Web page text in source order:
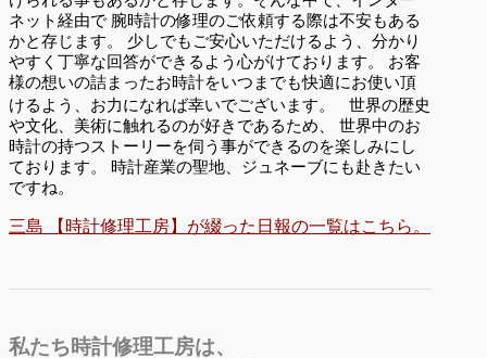
ネット経由で 腕時計の修理のご依頼する際は不安もある
かと存じます。 少しでもご安心いただけるよう、分かり
やすく丁寧な回答ができるよう心がけております。 お客
様の想いの詰まったお時計をいつまでも快適にお使い頂
けるよう、お力になれば幸いでございます。 世界の歴史
や文化、美術に触れるのが好きであるため、 世界中のお
時計の持つストーリーを伺う事ができるのを楽しみにし
ております。 時計産業の聖地、ジュネーブにも赴きたい
ですね。
三島 【時計修理工房】が綴った日報の一覧はこちら。
私たち時計修理工房は、